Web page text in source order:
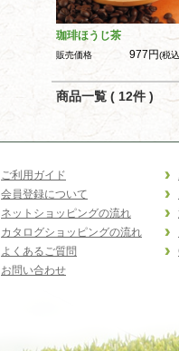
珈琲ほうじ茶
販売価格 977円(税
商品一覧 ( 12件 )
ご利用ガイド
会員登録について
ネットショッピングの流れ
カタログショッピングの流れ
よくあるご質問
お問い合わせ